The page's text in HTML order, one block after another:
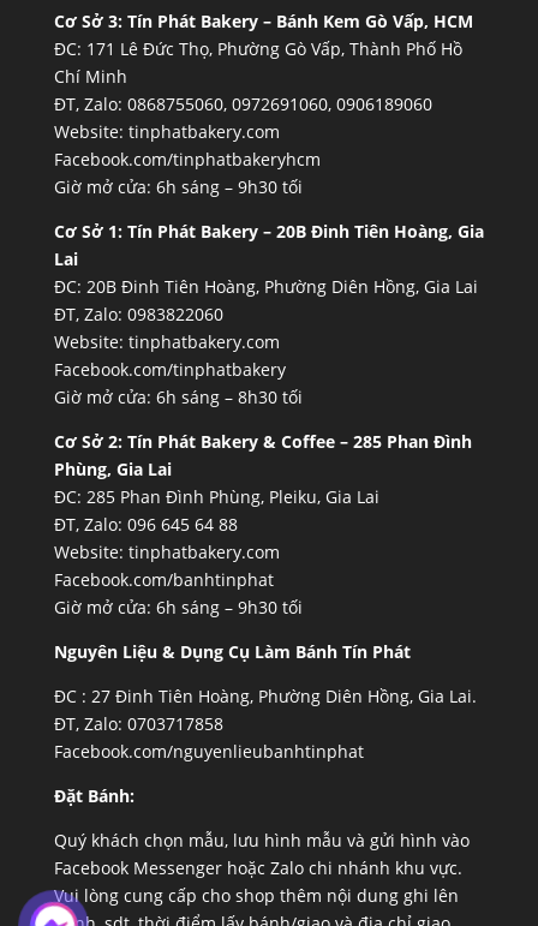
Cơ Sở 3: Tín Phát Bakery – Bánh Kem Gò Vấp, HCM
ĐC: 171 Lê Đức Thọ, Phường Gò Vấp, Thành Phố Hồ
Chí Minh
ĐT, Zalo: 0868755060, 0972691060, 0906189060
Website: tinphatbakery.com
Facebook.com/tinphatbakeryhcm
Giờ mở cửa: 6h sáng – 9h30 tối
Cơ Sở 1: Tín Phát Bakery – 20B Đinh Tiên Hoàng, Gia
Lai
ĐC: 20B Đinh Tiên Hoàng, Phường Diên Hồng, Gia Lai
ĐT, Zalo: 0983822060
Website: tinphatbakery.com
Facebook.com/tinphatbakery
Giờ mở cửa: 6h sáng – 8h30 tối
Cơ Sở 2: Tín Phát Bakery & Coffee – 285 Phan Đình
Phùng, Gia Lai
ĐC: 285 Phan Đình Phùng, Pleiku, Gia Lai
ĐT, Zalo: 096 645 64 88
Website: tinphatbakery.com
Facebook.com/banhtinphat
Giờ mở cửa: 6h sáng – 9h30 tối
Nguyên Liệu & Dụng Cụ Làm Bánh Tín Phát
ĐC : 27 Đinh Tiên Hoàng, Phường Diên Hồng, Gia Lai.
ĐT, Zalo: 0703717858
Facebook.com/nguyenlieubanhtinphat
Đặt Bánh:
Quý khách chọn mẫu, lưu hình mẫu và gửi hình vào
Facebook Messenger hoặc Zalo chi nhánh khu vực.
Vui lòng cung cấp cho shop thêm nội dung ghi lên